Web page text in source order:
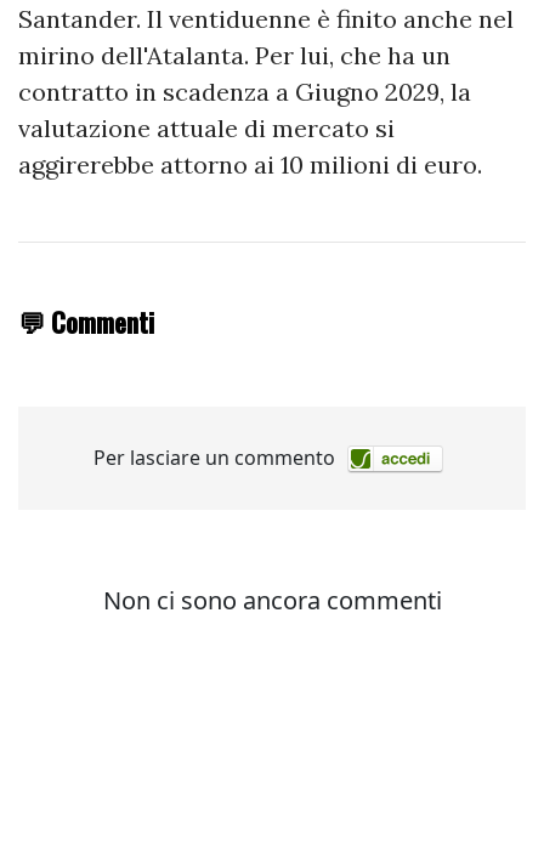
Santander. Il ventiduenne è finito anche nel
mirino dell'Atalanta. Per lui, che ha un
contratto in scadenza a Giugno 2029, la
valutazione attuale di mercato si
aggirerebbe attorno ai 10 milioni di euro.
💬 Commenti